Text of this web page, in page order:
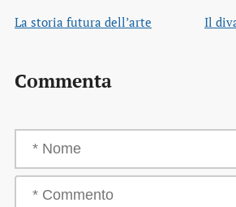
La storia futura dell’arte
Il
Commenta